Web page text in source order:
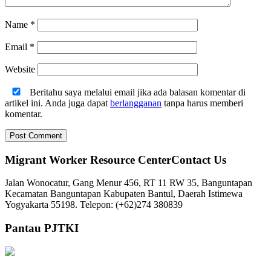
Name *
Email *
Website
Beritahu saya melalui email jika ada balasan komentar di
artikel ini. Anda juga dapat berlangganan tanpa harus memberi
komentar.
Migrant Worker Resource CenterContact Us
Jalan Wonocatur, Gang Menur 456, RT 11 RW 35, Banguntapan
Kecamatan Banguntapan Kabupaten Bantul, Daerah Istimewa
Yogyakarta 55198. Telepon: (+62)274 380839
Pantau PJTKI